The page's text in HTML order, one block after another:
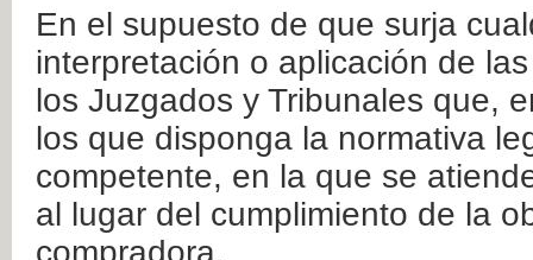
En el supuesto de que surja
interpretación o aplicación de
los Juzgados y Tribunales que,
los que disponga la normativa
competente, en la que se
al lugar del cumplimiento de la
compradora.